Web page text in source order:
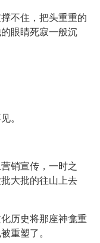
不住，把头重重的
眼睛死寂一般沉
。
销宣传，一时之
大批的往山上去
历史将那座神龛重
重塑了。